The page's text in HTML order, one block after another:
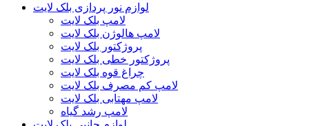
لوازم نور پردازی بلک لایت
لامپ بلک لایت
لامپ هالوژن بلک لایت
پروژکتور بلک لایت
پروژکتور خطی بلک لایت
چراغ قوه بلک لایت
لامپ کم مصرف بلک لایت
لامپ مهتابی بلک لایت
لامپ رشد گیاه